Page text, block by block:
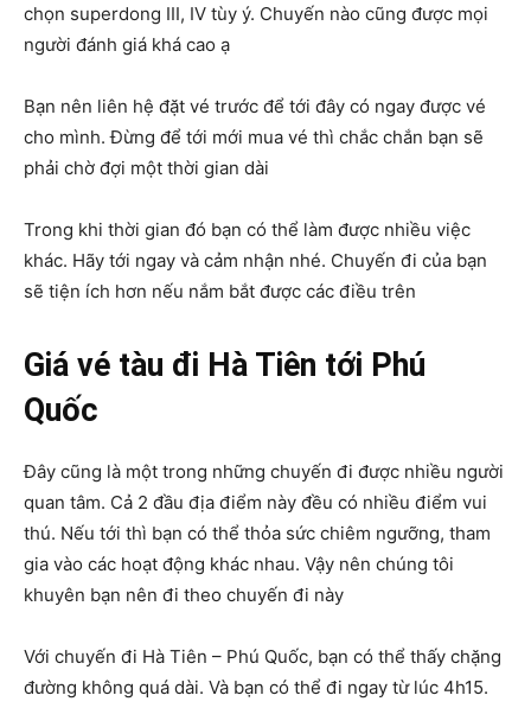
chọn superdong III, IV tùy ý. Chuyến nào cũng được mọi
người đánh giá khá cao ạ
Bạn nên liên hệ đặt vé trước để tới đây có ngay được vé
cho mình. Đừng để tới mới mua vé thì chắc chắn bạn sẽ
phải chờ đợi một thời gian dài
Trong khi thời gian đó bạn có thể làm được nhiều việc
khác. Hãy tới ngay và cảm nhận nhé. Chuyến đi của bạn
sẽ tiện ích hơn nếu nắm bắt được các điều trên
Giá vé tàu đi Hà Tiên tới Phú
Quốc
Đây cũng là một trong những chuyến đi được nhiều người
quan tâm. Cả 2 đầu địa điểm này đều có nhiều điểm vui
thú. Nếu tới thì bạn có thể thỏa sức chiêm ngưỡng, tham
gia vào các hoạt động khác nhau. Vậy nên chúng tôi
khuyên bạn nên đi theo chuyến đi này
Với chuyến đi Hà Tiên – Phú Quốc, bạn có thể thấy chặng
đường không quá dài. Và bạn có thể đi ngay từ lúc 4h15.